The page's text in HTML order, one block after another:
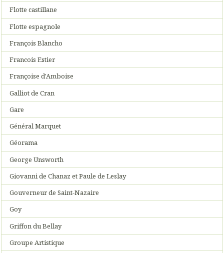
Flotte castillane
Flotte espagnole
François Blancho
Francois Estier
Françoise d'Amboise
Galliot de Cran
Gare
Général Marquet
Géorama
George Unsworth
Giovanni de Chanaz et Paule de Leslay
Gouverneur de Saint-Nazaire
Goy
Griffon du Bellay
Groupe Artistique